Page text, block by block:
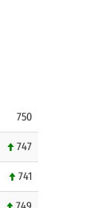
750
747
741